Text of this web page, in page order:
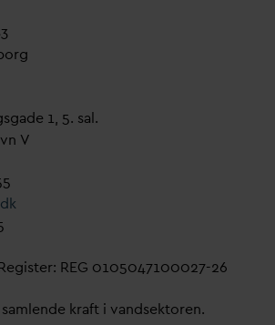
1, 5. sal.
V
REG 0105047100027-26
kraft i vandsektoren.